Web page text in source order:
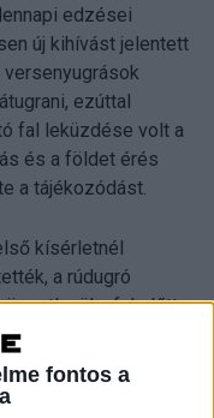
fontos a
edzései
új kihívást jelentett
ezúttal
fal leküzdése volt a
és a földet érés
a tájékozódást.
kísérletnél
a rúdugró
a fal előtt
a hivatalos
az első két ugrását,
is teljesen